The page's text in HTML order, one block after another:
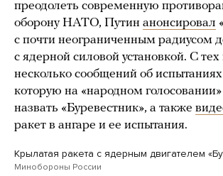
преодолеть современную
оборону НАТО, Путин анонсировал
с почти неограниченным радиусом
с ядерной силовой установкой. С
несколько сообщений об
которую на «народном голосовании»
назвать «Буревестник», а также
ракет в ангаре и ее испытания.
Крылатая ракета с ядерным двигателем
Минобороны России